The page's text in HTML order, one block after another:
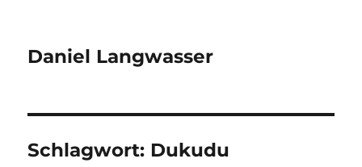
Daniel Langwasser
Schlagwort: Dukudu